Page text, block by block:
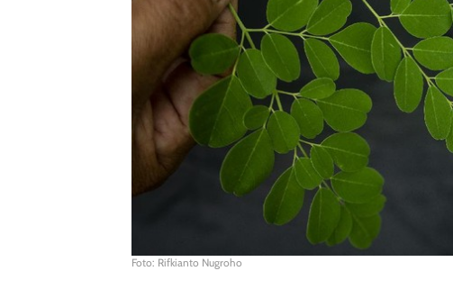
Foto: Rifkianto Nugroho